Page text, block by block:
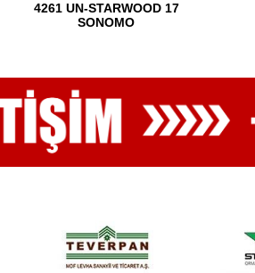
4261 UN-STARWOOD 17
SONOMO